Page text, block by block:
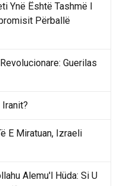
Ynë Është Tashmë I
Përballë
Guerilas
E Miratuan, Izraeli
Alemu'l Hüda: Si U